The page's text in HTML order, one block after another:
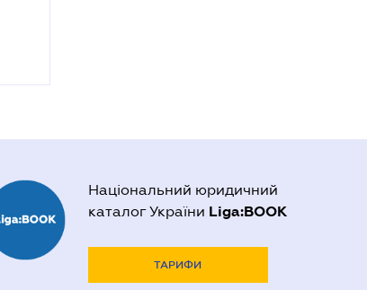
Національний юридичний
каталог України Liga:BOOK
ТАРИФИ